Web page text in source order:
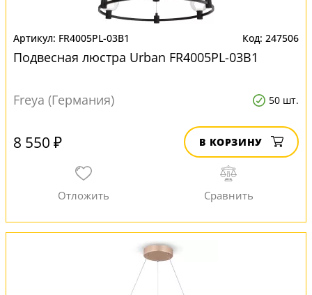
FR4005PL-03B1 247506
Подвесная люстра Urban FR4005PL-03B1
Freya (Германия) 50 шт.
8 550 ₽ В КОРЗИНУ